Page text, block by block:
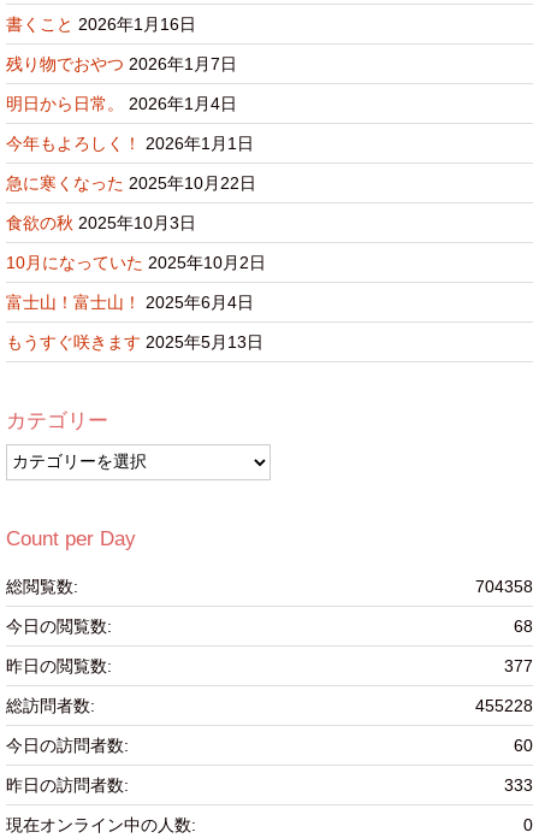
書くこと 2026年1月16日
残り物でおやつ 2026年1月7日
明日から日常。 2026年1月4日
今年もよろしく！ 2026年1月1日
急に寒くなった 2025年10月22日
食欲の秋 2025年10月3日
10月になっていた 2025年10月2日
富士山！富士山！ 2025年6月4日
もうすぐ咲きます 2025年5月13日
カテゴリー
カ
テ
リ
Count per Day
704358
総閲覧数:
68
今日の閲覧数:
377
昨日の閲覧数:
455228
総訪問者数:
60
今日の訪問者数:
333
昨日の訪問者数:
0
現在オンライン中の人数: